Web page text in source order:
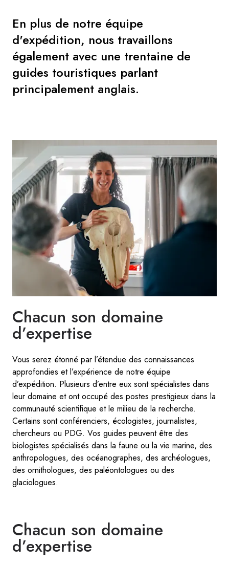
En plus de notre équipe
d'expédition, nous travaillons
également avec une trentaine de
guides touristiques parlant
principalement anglais.
Chacun son domaine
d’expertise
Vous serez étonné par l’étendue des connaissances
approfondies et l’expérience de notre équipe
d’expédition. Plusieurs d’entre eux sont spécialistes dans
leur domaine et ont occupé des postes prestigieux dans la
communauté scientifique et le milieu de la recherche.
Certains sont conférenciers, écologistes, journalistes,
chercheurs ou PDG. Vos guides peuvent être des
biologistes spécialisés dans la faune ou la vie marine, des
anthropologues, des océanographes, des archéologues,
des ornithologues, des paléontologues ou des
glaciologues.
Chacun son domaine
d’expertise